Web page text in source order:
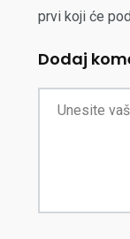
prvi koji će
Dodaj